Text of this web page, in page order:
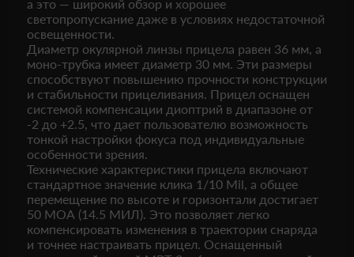
а это — широкий обзор и хорошее
светопропускание даже в условиях недостаточной
освещенности.
Диаметр окулярной линзы прицела равен 36 мм, а
моно-трубка имеет диаметр 30 мм. Эти размеры
способствуют повышению прочности конструкции
и стабильности прицеливания. Прицел оснащен
системой компенсации диоптрий в диапазоне от
-2 до +2.5, что дает пользователю возможность
тонкой настройки фокуса под индивидуальные
особенности зрения.
Технические характеристики прицела включают
стандартное значение клика 1/10 Mil, а общее
перемещение по высоте и горизонтали достигает
50 МОА (14.5 МИЛ). Это позволяет легко
компенсировать изменения в траектории снаряда
и точнее настраивать прицел. Оснащенный